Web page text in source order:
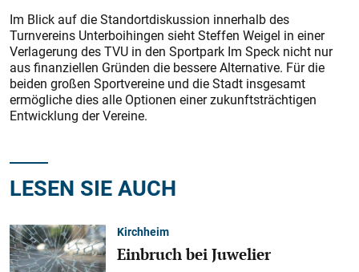
Im Blick auf die Standortdiskussion innerhalb des
Turnvereins Unterboihingen sieht Steffen Weigel in einer
Verlagerung des TVU in den Sportpark Im Speck nicht nur
aus finanziellen Gründen die bessere Alternative. Für die
beiden großen Sportvereine und die Stadt insgesamt
ermögliche dies alle Optionen einer zukunftsträchtigen
Entwicklung der Vereine.
LESEN SIE AUCH
Kirchheim
Einbruch bei Juwelier